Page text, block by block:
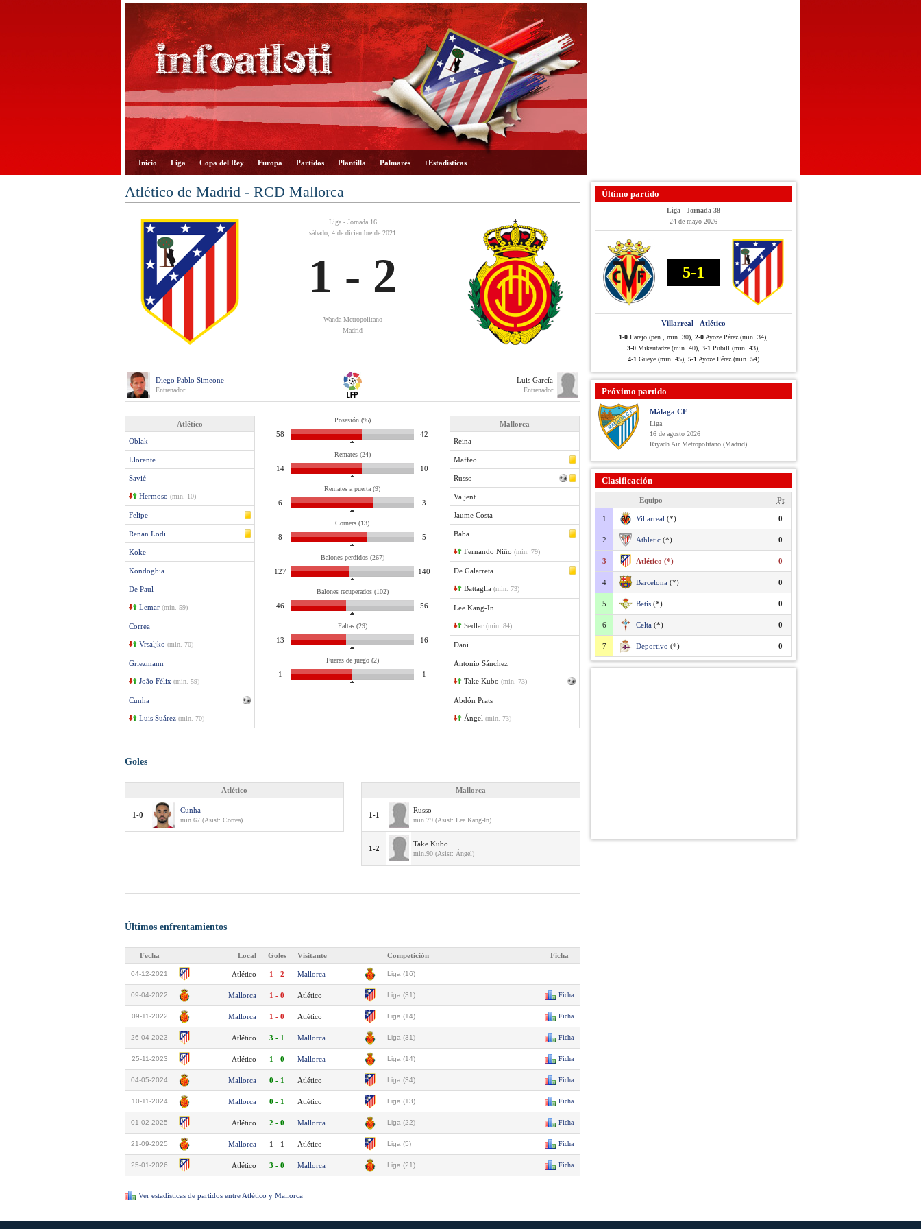
Inicio Liga Copa del Rey Europa Partidos Plantilla Palmarés +Estadísticas
Atlético de Madrid - RCD Mallorca
Liga - Jornada 16
sábado, 4 de diciembre de 2021
1 - 2
Wanda Metropolitano
Madrid
Diego Pablo Simeone
Entrenador
Luis García
Entrenador
Atlético
Oblak
Llorente
Savić
Hermoso (min. 10)
Felipe
Renan Lodi
Koke
Kondogbia
De Paul
Lemar (min. 59)
Correa
Vrsaljko (min. 70)
Griezmann
João Félix (min. 59)
Cunha
Luis Suárez (min. 70)
Posesión (%)
58 42
Remates (24)
14 10
Remates a puerta (9)
6 3
Corners (13)
8 5
Balones perdidos (267)
127 140
Balones recuperados (102)
46 56
Faltas (29)
13 16
Fueras de juego (2)
1 1
Mallorca
Reina
Maffeo
Russo
Valjent
Jaume Costa
Baba
Fernando Niño (min. 79)
De Galarreta
Battaglia (min. 73)
Lee Kang-In
Sedlar (min. 84)
Dani
Antonio Sánchez
Take Kubo (min. 73)
Abdón Prats
Ángel (min. 73)
Goles
Atlético
1-0
Cunha
min.67 (Asist: Correa)
Mallorca
1-1
Russo
min.79 (Asist: Lee Kang-In)
1-2
Take Kubo
min.90 (Asist: Ángel)
Últimos enfrentamientos
Fecha Local Goles Visitante Competición Ficha
04-12-2021 Atlético 1 - 2 Mallorca Liga (16)
09-04-2022 Mallorca 1 - 0 Atlético Liga (31) Ficha
09-11-2022 Mallorca 1 - 0 Atlético Liga (14) Ficha
26-04-2023 Atlético 3 - 1 Mallorca Liga (31) Ficha
25-11-2023 Atlético 1 - 0 Mallorca Liga (14) Ficha
04-05-2024 Mallorca 0 - 1 Atlético Liga (34) Ficha
10-11-2024 Mallorca 0 - 1 Atlético Liga (13) Ficha
01-02-2025 Atlético 2 - 0 Mallorca Liga (22) Ficha
21-09-2025 Mallorca 1 - 1 Atlético Liga (5) Ficha
25-01-2026 Atlético 3 - 0 Mallorca Liga (21) Ficha
Ver estadísticas de partidos entre Atlético y Mallorca
Último partido
Liga - Jornada 38
24 de mayo 2026
5-1
Villarreal - Atlético
1-0 Parejo (pen., min. 30), 2-0 Ayoze Pérez (min. 34),
3-0 Mikautadze (min. 40), 3-1 Pubill (min. 43),
4-1 Gueye (min. 45), 5-1 Ayoze Pérez (min. 54)
Próximo partido
Málaga CF
Liga
16 de agosto 2026
Riyadh Air Metropolitano (Madrid)
Clasificación
Equipo Pt
1 Villarreal (*) 0
2 Athletic (*) 0
3 Atlético (*) 0
4 Barcelona (*) 0
5 Betis (*) 0
6 Celta (*) 0
7 Deportivo (*) 0